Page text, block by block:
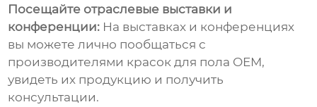
Посещайте отраслевые выставки и
конференции: На выставках и конференциях
вы можете лично пообщаться с
производителями красок для пола OEM,
увидеть их продукцию и получить
консультации.